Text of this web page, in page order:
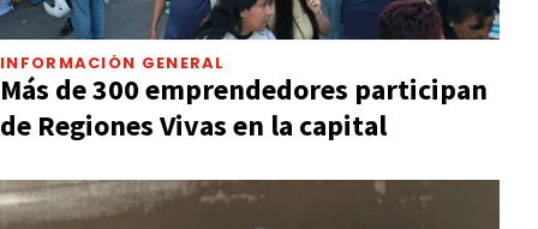
INFORMACIÓN GENERAL
Más de 300 emprendedores participan
de Regiones Vivas en la capital